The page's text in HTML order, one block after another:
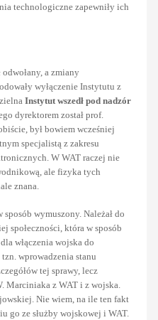
technologiczne zapewniły ich
a zmiany
wyłączenie Instytutu z
Instytut wszedł pod nadzór
dyrektorem został prof.
był bowiem wcześniej
specjalistą z zakresu
W WAT raczej nie
ale fizyka tych
znana.
wymuszony. Należał do
społeczności, która w sposób
włączenia wojska do
wprowadzenia stanu
tej sprawy, lecz
Marciniaka z WAT i z wojska.
Nie wiem, na ile ten fakt
go ze służby wojskowej i WAT.